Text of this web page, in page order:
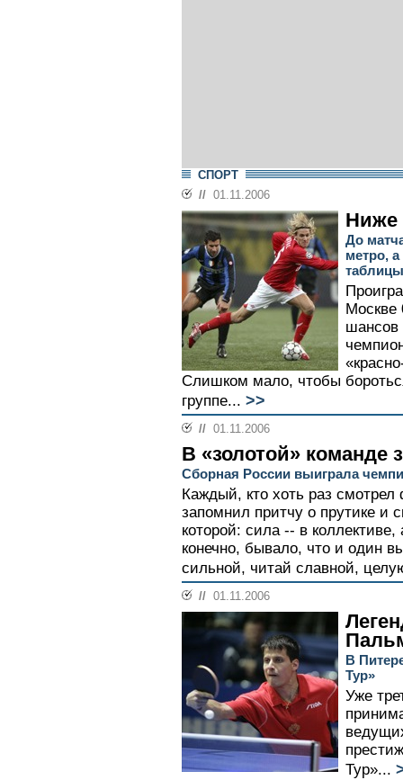
СПОРТ
// 01.11.2006
Ниже
До
метро,
таблицы
Москве
шансов
Слишком мало, чтобы
группе... >>
// 01.11.2006
В «золотой» команде
Сборная России выиграла
Каждый, кто хоть раз
запомнил притчу о прутике и
которой: сила -- в
конечно, бывало, что и один
сильной, читай славной,
// 01.11.2006
В
Тур»
Уже
Тур»...